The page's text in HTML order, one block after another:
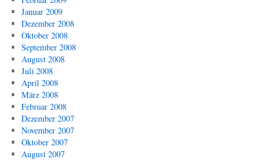
Januar 2009
Dezember 2008
Oktober 2008
September 2008
August 2008
Juli 2008
April 2008
März 2008
Februar 2008
Dezember 2007
November 2007
Oktober 2007
August 2007